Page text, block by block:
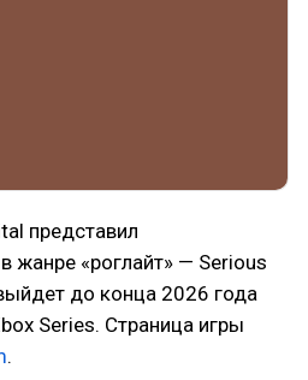
представил
жанре «роглайт» — Serious
до конца 2026 года
Series. Страница игры
.